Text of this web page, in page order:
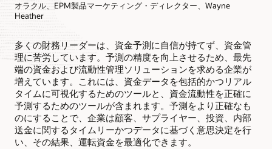
オラクル、EPM製品マーケティング・ディレクター、Wayne
Heather
多くの財務リーダーは、資金予測に自信が持てず、資金管
理に苦労しています。予測の精度を向上させるため、最先
端の資金および流動性管理ソリューションを求める企業が
増えています。これには、資金データを包括的かつリアル
タイムに可視化するためのツールと、資金流動性を正確に
予測するためのツールが含まれます。予測をより正確なも
のにすることで、企業は顧客、サプライヤー、投資、内部
送金に関するタイムリーかつデータに基づく意思決定を行
い、その結果、運転資金を最適化できます。